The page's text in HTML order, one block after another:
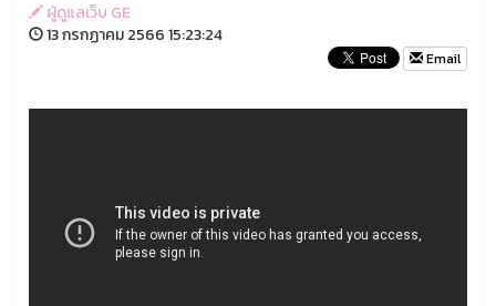
ผู้ดูแลเว็บ GE
13 กรกฏาคม 2566 15:23:24
Email